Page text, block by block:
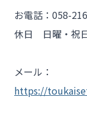
お電話：058-
休日　日曜・祝日
メール：
https://